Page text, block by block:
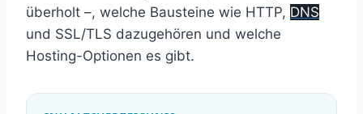
überholt –, welche Bausteine wie HTTP, DNS
und SSL/TLS dazugehören und welche
Hosting-Optionen es gibt.